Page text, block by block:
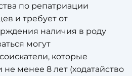
по репатриации
и требует от
наличия в роду
могут
которые
менее 8 лет (ходатайство